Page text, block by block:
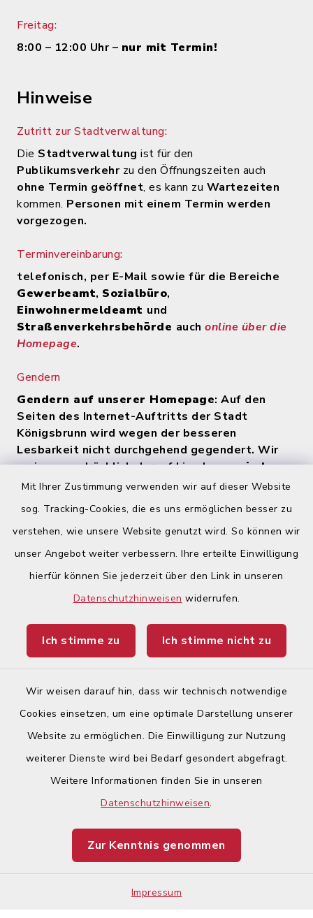
Mit Ihrer Zustimmung verwenden wir auf dieser Website
sog. Tracking-Cookies, die es uns ermöglichen besser zu
verstehen, wie unsere Website genutzt wird. So können wir
unser Angebot weiter verbessern. Ihre erteilte Einwilligung
hierfür können Sie jederzeit über den Link in unseren
Datenschutzhinweisen widerrufen.
Ich stimme zu Ich stimme nicht zu
Wir weisen darauf hin, dass wir technisch notwendige
Cookies einsetzen, um eine optimale Darstellung unserer
Website zu ermöglichen. Die Einwilligung zur Nutzung
weiterer Dienste wird bei Bedarf gesondert abgefragt.
Weitere Informationen finden Sie in unseren
Datenschutzhinweisen.
Zur Kenntnis genommen
Impressum
Freitag:
8:00 – 12:00 Uhr – nur mit Termin!
Hinweise
Zutritt zur Stadtverwaltung:
Die Stadtverwaltung ist für den
Publikumsverkehr zu den Öffnungszeiten auch
ohne Termin geöffnet, es kann zu Wartezeiten
kommen. Personen mit einem Termin werden
vorgezogen.
Terminvereinbarung:
telefonisch, per E-Mail sowie für die Bereiche
Gewerbeamt, Sozialbüro,
Einwohnermeldeamt und
Straßenverkehrsbehörde auch online über die
Homepage.
Gendern
Gendern auf unserer Homepage: Auf den
Seiten des Internet-Auftritts der Stadt
Königsbrunn wird wegen der besseren
Lesbarkeit nicht durchgehend gegendert. Wir
weisen ausdrücklich darauf hin, dasszu jeder
Zeit alle Geschlechter (m/w/d) angesprochen
Quicklinks
Begegnungsland Lech-Wertach
Ticketportal
Barrierefreiheit
Impressum
Sitemap